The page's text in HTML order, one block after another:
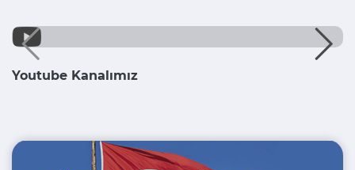
Youtube Kanalımız